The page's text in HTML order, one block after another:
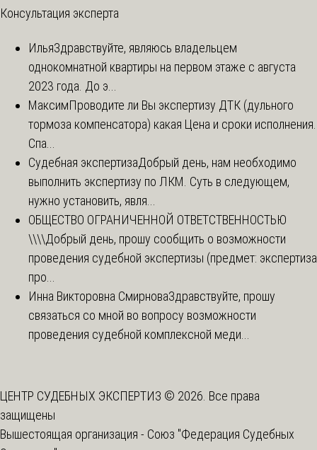
Консультация эксперта
ИльяЗдравствуйте, являюсь владельцем
однокомнатной квартиры на первом этаже с августа
2023 года. До э...
МаксимПроводите ли Вы экспертизу ДТК (дульного
тормоза компенсатора) какая Цена и сроки исполнения.
Спа...
Судебная экспертизаДобрый день, нам необходимо
выполнить экспертизу по ЛКМ. Суть в следующем,
нужно установить, явля...
ОБЩЕСТВО ОГРАНИЧЕННОЙ ОТВЕТСТВЕННОСТЬЮ
\\\\Добрый день, прошу сообщить о возможности
проведения судебной экспертизы (предмет: экспертиза
про...
Инна Викторовна СмирноваЗдравствуйте, прошу
связаться со мной во вопросу возможности
проведения судебной комплексной меди...
ЦЕНТР СУДЕБНЫХ ЭКСПЕРТИЗ © 2026. Все права
защищены
Вышестоящая организация - Союз "Федерация Судебных